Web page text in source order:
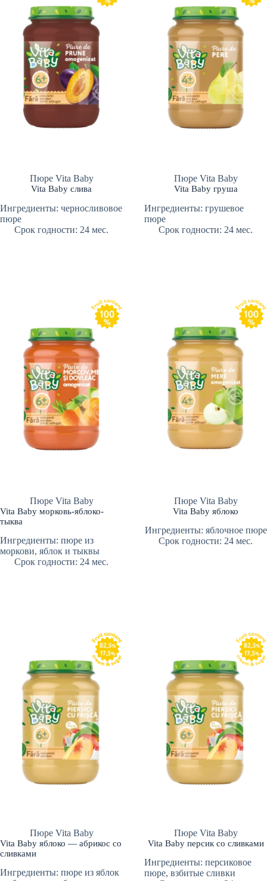
Пюре Vita Baby
Vita Baby слива
Ингредиенты: черносливовое
пюре
Срок годности: 24 мес.
Пюре Vita Baby
Vita Baby груша
Ингредиенты: грушевое
пюре
Срок годности: 24 мес.
Пюре Vita Baby
Vita Baby морковь-яблоко-
тыква
Ингредиенты: пюре из
моркови, яблок и тыквы
Срок годности: 24 мес.
Пюре Vita Baby
Vita Baby яблоко
Ингредиенты: яблочное пюре
Срок годности: 24 мес.
Пюре Vita Baby
Vita Baby яблоко — абрикос со
сливками
Ингредиенты: пюре из яблок
Пюре Vita Baby
Vita Baby персик со сливками
Ингредиенты: персиковое
пюре, взбитые сливки